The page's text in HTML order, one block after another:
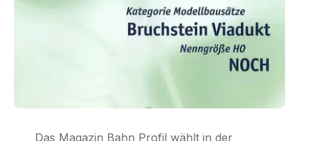
Das Magazin Bahn Profil wählt in der